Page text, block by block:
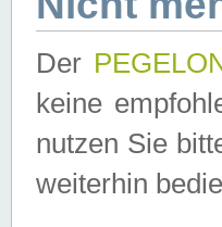
Der
keine
nutzen Sie
weiterhin